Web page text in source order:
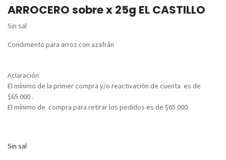
ARROCERO sobre x 25g EL CASTILLO
Sin sal
Condimento para arroz con azafrán
Aclaración:
El mínimo de la primer compra y/o reactivación de cuenta es de
$65.000 .
El mínimo de compra para retirar los pedidos es de $65.000
Sin sal